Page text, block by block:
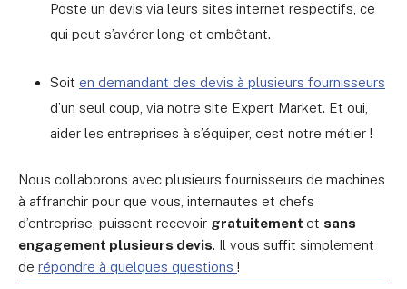
Poste un devis via leurs sites internet respectifs, ce
qui peut s’avérer long et embêtant.
Soit en demandant des devis à plusieurs fournisseurs
d’un seul coup, via notre site Expert Market. Et oui,
aider les entreprises à s’équiper, c’est notre métier !
Nous collaborons avec plusieurs fournisseurs de machines
à affranchir pour que vous, internautes et chefs
d’entreprise, puissent recevoir gratuitement et sans
engagement plusieurs devis. Il vous suffit simplement
de répondre à quelques questions !